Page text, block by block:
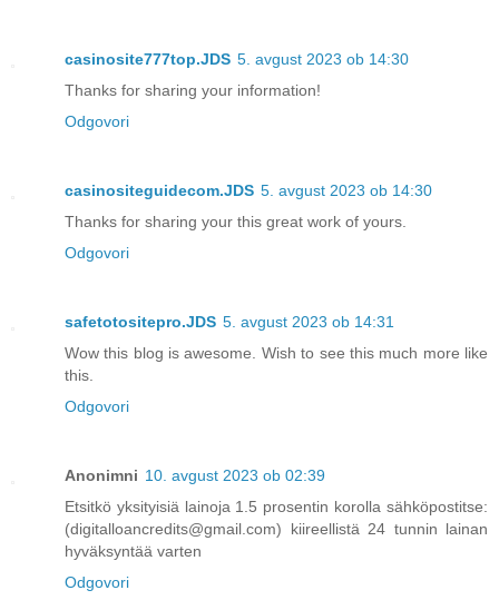
casinosite777top.JDS 5. avgust 2023 ob 14:30
Thanks for sharing your information!
Odgovori
casinositeguidecom.JDS 5. avgust 2023 ob 14:30
Thanks for sharing your this great work of yours.
Odgovori
safetotositepro.JDS 5. avgust 2023 ob 14:31
Wow this blog is awesome. Wish to see this much more like
this.
Odgovori
Anonimni 10. avgust 2023 ob 02:39
Etsitkö yksityisiä lainoja 1.5 prosentin korolla sähköpostitse:
(digitalloancredits@gmail.com) kiireellistä 24 tunnin lainan
hyväksyntää varten
Odgovori